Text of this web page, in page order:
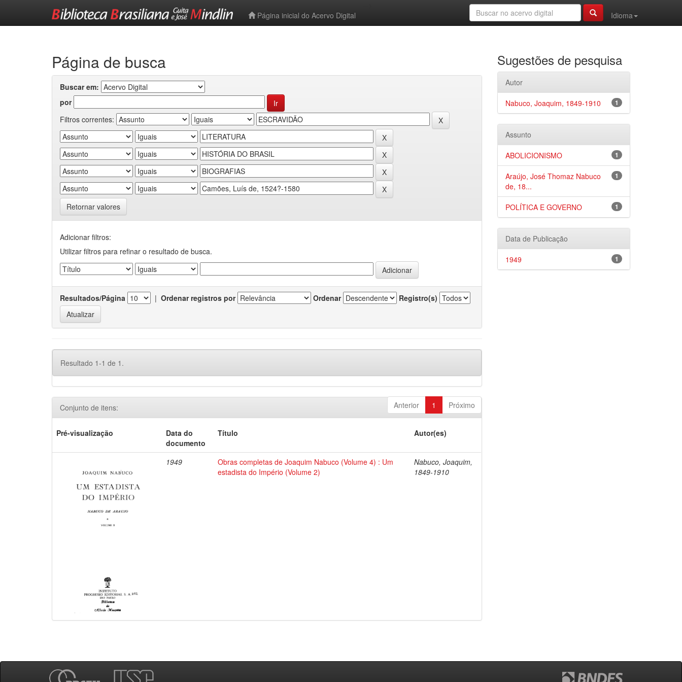
Página inicial do Acervo Digital
Idioma
Página de busca
Buscar em:
por
Filtros correntes:
Retornar valores
Adicionar filtros:
Utilizar filtros para refinar o resultado de busca.
Resultados/Página | Ordenar registros por Ordenar Registro(s)
Resultado 1-1 de 1.
Anterior 1 Próximo
Conjunto de itens:
Pré-visualização
Data do
documento
Título Autor(es)
1949
Obras completas de Joaquim Nabuco (Volume 4) : Um
estadista do Império (Volume 2)
Nabuco, Joaquim,
1849-1910
Sugestões de pesquisa
Autor
1
Nabuco, Joaquim, 1849-1910
Assunto
1
ABOLICIONISMO
1
Araújo, José Thomaz Nabuco
de, 18...
1
POLÍTICA E GOVERNO
Data de Publicação
1
1949